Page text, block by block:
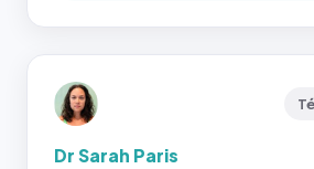
Dr Sarah Paris